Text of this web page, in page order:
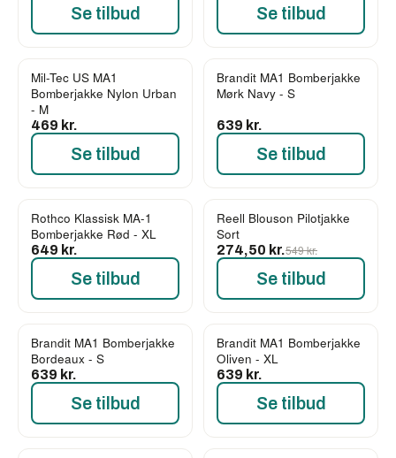
Se tilbud Se tilbud
Mil-Tec US MA1
Bomberjakke Nylon Urban
- M
469 kr.
Se tilbud
Brandit MA1 Bomberjakke
Mørk Navy - S
639 kr.
Se tilbud
Rothco Klassisk MA-1
Bomberjakke Rød - XL
649 kr.
Se tilbud
-50%
Reell Blouson Pilotjakke
Sort
274,50 kr.549 kr.
Se tilbud
Brandit MA1 Bomberjakke
Bordeaux - S
639 kr.
Se tilbud
Brandit MA1 Bomberjakke
Oliven - XL
639 kr.
Se tilbud